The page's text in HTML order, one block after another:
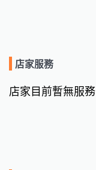
店家服務
店家目前暫無服務